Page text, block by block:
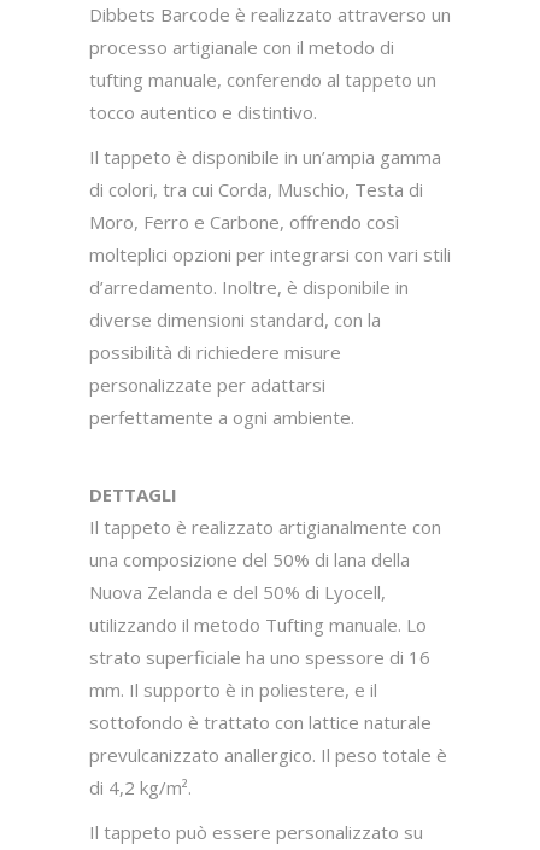
Dibbets Barcode è realizzato attraverso un
processo artigianale con il metodo di
tufting manuale, conferendo al tappeto un
tocco autentico e distintivo.
Il tappeto è disponibile in un’ampia gamma
di colori, tra cui Corda, Muschio, Testa di
Moro, Ferro e Carbone, offrendo così
molteplici opzioni per integrarsi con vari stili
d’arredamento. Inoltre, è disponibile in
diverse dimensioni standard, con la
possibilità di richiedere misure
personalizzate per adattarsi
perfettamente a ogni ambiente.
DETTAGLI
Il tappeto è realizzato artigianalmente con
una composizione del 50% di lana della
Nuova Zelanda e del 50% di Lyocell,
utilizzando il metodo Tufting manuale. Lo
strato superficiale ha uno spessore di 16
mm. Il supporto è in poliestere, e il
sottofondo è trattato con lattice naturale
prevulcanizzato anallergico. Il peso totale è
di 4,2 kg/m².
Il tappeto può essere personalizzato su